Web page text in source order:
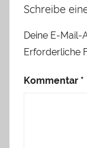
Schreibe
Deine E-Mail-
Erforderliche
Kommentar *